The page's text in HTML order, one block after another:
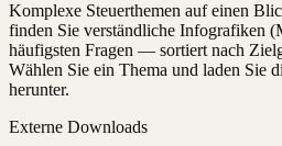
Komplexe Steuerthemen auf einen
finden Sie verständliche Infografiken
häufigsten Fragen — sortiert nach
Wählen Sie ein Thema und laden Sie
herunter.
Externe Downloads